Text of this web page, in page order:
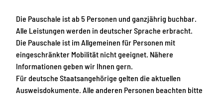
Die Pauschale ist ab 5 Personen und ganzjährig buchbar.
Alle Leistungen werden in deutscher Sprache erbracht.
Die Pauschale ist im Allgemeinen für Personen mit
eingeschränkter Mobilität nicht geeignet. Nähere
Informationen geben wir Ihnen gern.
Für deutsche Staatsangehörige gelten die aktuellen
Ausweisdokumente. Alle anderen Personen beachten bitte